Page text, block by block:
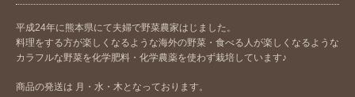
平成24年に熊本県にて夫婦で野菜農家はじました。
料理をする方が楽しくなるような海外の野菜・食べる人が楽しくなるような
カラフルな野菜を化学肥料・化学農薬を使わず栽培しています♪
商品の発送は 月・水・木となっております。